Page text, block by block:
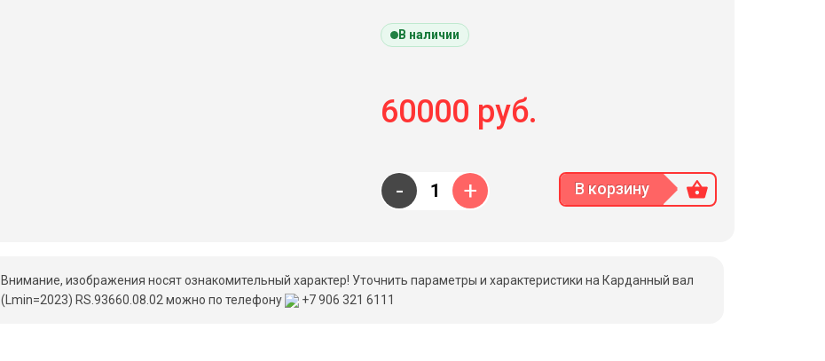
В наличии
60000 руб.
- + В корзину
Внимание, изображения носят ознакомительный характер! Уточнить параметры и характеристики на Карданный вал
(Lmin=2023) RS.93660.08.02 можно по телефону
+7 906 321 6111